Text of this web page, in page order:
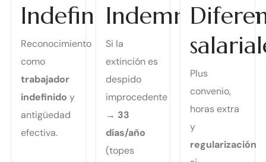
Indefinición
Reconocimiento
como
trabajador
indefinido y
antigüedad
efectiva.
Indemnización
Si la
extinción es
despido
improcedente
→ 33
días/año
(topes
Plus
convenio,
horas extra
y
regularización